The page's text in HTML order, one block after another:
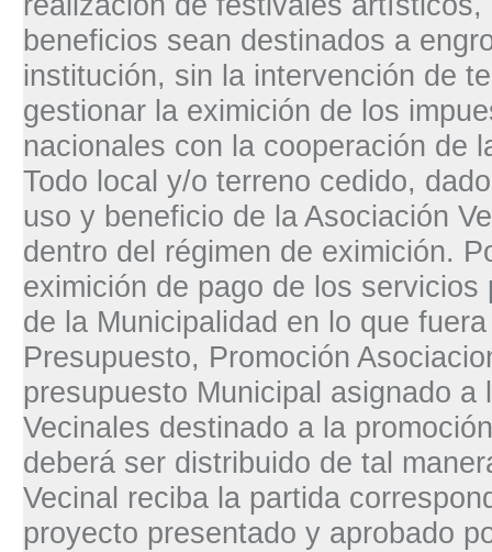
beneficios sean destinados a
institución, sin la intervención de
gestionar la eximición de los
nacionales con la cooperación de
Todo local y/o terreno cedido,
uso y beneficio de la Asociación
dentro del régimen de eximición.
eximición de pago de los
de la Municipalidad en lo que
Presupuesto, Promoción
presupuesto Municipal asignado
Vecinales destinado a la
deberá ser distribuido de tal
Vecinal reciba la partida
proyecto presentado y aprobado